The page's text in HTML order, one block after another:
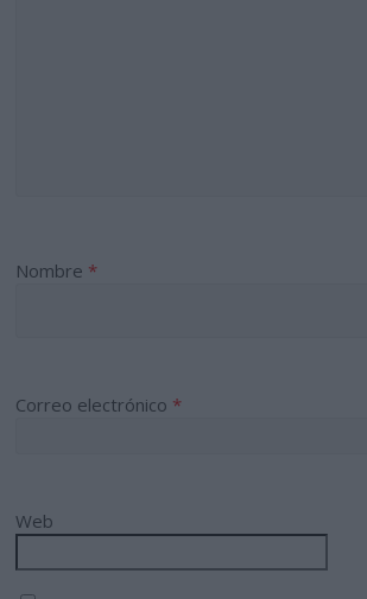
Nombre *
Correo electrónico *
Web